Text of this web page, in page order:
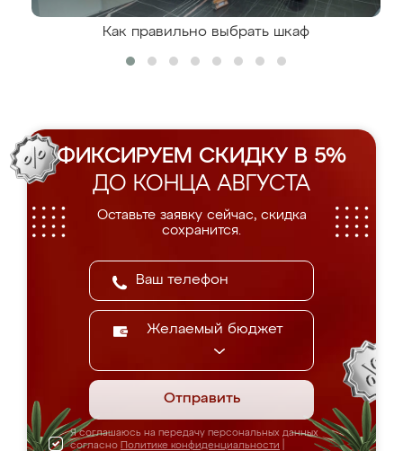
Как правильно выбрать шкаф
ФИКСИРУЕМ СКИДКУ В 5%
ДО КОНЦА АВГУСТА
Оставьте заявку сейчас, скидка
сохранится.
Желаемый бюджет
Отправить
Я соглашаюсь на передачу персональных данных
согласно Политике конфиденциальности